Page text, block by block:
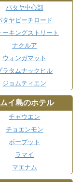
パタヤ中心部
タヤビーチロード
ーキングストリート
ナクルア
ウォンガマット
ラタムナックヒル
ジョムティエン
イ島のホテル
チャウエン
チョエンモン
ボープット
ラマイ
マエナム